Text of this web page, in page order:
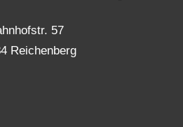
57
Reichenberg